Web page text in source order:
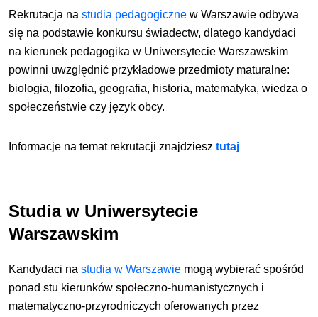
Rekrutacja nastudia pedagogicznew Warszawie odbywa
się na podstawie konkursu świadectw, dlatego kandydaci
na kierunek pedagogika w Uniwersytecie Warszawskim
powinni uwzględnić przykładowe przedmioty maturalne:
biologia, filozofia, geografia, historia, matematyka, wiedza o
społeczeństwie czy język obcy.
Informacje na temat rekrutacji znajdziesztutaj
Studia w Uniwersytecie
Warszawskim
Kandydaci nastudia w Warszawie mogą wybierać spośród
ponad stu kierunków społeczno-humanistycznych i
matematyczno-przyrodniczych oferowanych przez